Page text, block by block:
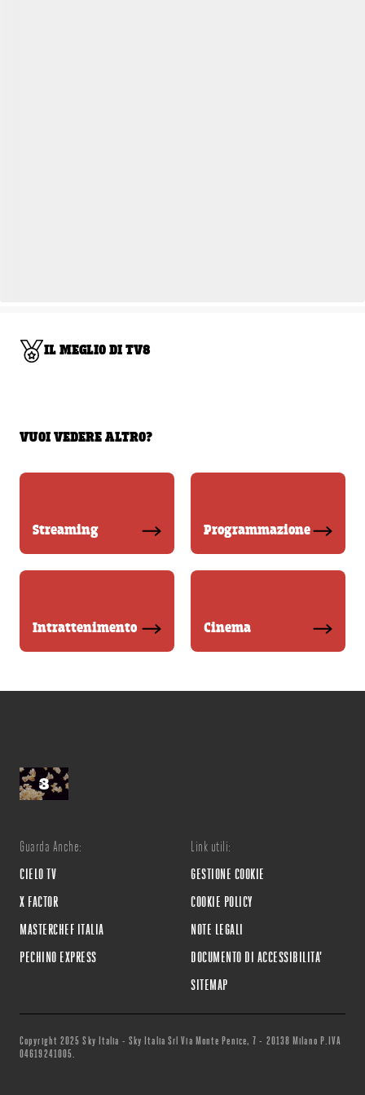
IL MEGLIO DI TV8
VUOI VEDERE ALTRO?
Streaming Programmazione
Intrattenimento Cinema
Guarda Anche:
CIELO TV
X FACTOR
MASTERCHEF ITALIA
PECHINO EXPRESS
Link utili:
GESTIONE COOKIE
COOKIE POLICY
NOTE LEGALI
DOCUMENTO DI ACCESSIBILITA'
SITEMAP
Copyright 2025 Sky Italia - Sky Italia Srl Via Monte Penice, 7 - 20138 Milano P.IVA
04619241005.